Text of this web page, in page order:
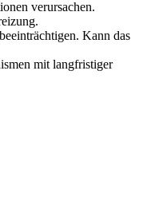
verursachen.
Kann das
mit langfristiger